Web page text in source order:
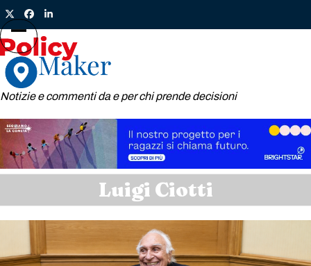
Skip
to
content
TwitterFacebook
LinkedIn
Notizie e commenti da e per chi prende decisioni
Open
mobile
menu
Close
mobile
menu
Luigi Ciotti